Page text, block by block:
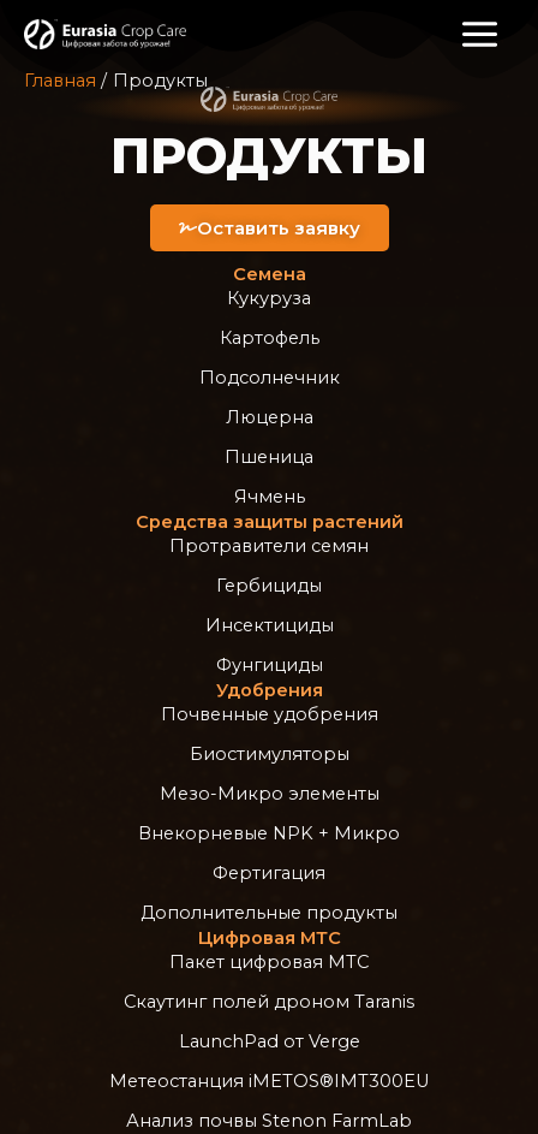
Главная Продукты
ПРОДУКТЫ
Оставить заявку
Семена
Кукуруза
Картофель
Подсолнечник
Люцерна
Пшеница
Ячмень
Средства защиты растений
Протравители семян
Гербициды
Инсектициды
Фунгициды
Удобрения
Почвенные удобрения
Биостимуляторы
Мезо-Микро элементы
Внекорневые NPK + Микро
Фертигация
Дополнительные продукты
Цифровая МТС
Пакет цифровая МТС
Скаутинг полей дроном Taranis
LaunchPad от Verge
Метеостанция iMETOS®IMT300EU
Анализ почвы Stenon FarmLab